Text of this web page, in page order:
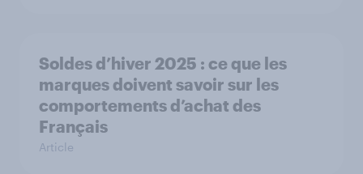
Soldes d’hiver 2025 : ce que les
marques doivent savoir sur les
comportements d’achat des
Français
Article